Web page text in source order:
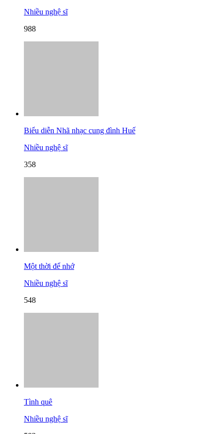
Nhiều nghệ sĩ
988
Biểu diễn Nhã nhạc cung đình Huế
Nhiều nghệ sĩ
358
Một thời để nhớ
Nhiều nghệ sĩ
548
Tình quê
Nhiều nghệ sĩ